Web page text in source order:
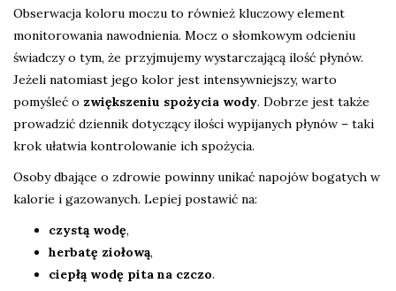
Obserwacja koloru moczu to również kluczowy element
monitorowania nawodnienia. Mocz o słomkowym odcieniu
świadczy o tym, że przyjmujemy wystarczającą ilość płynów.
Jeżeli natomiast jego kolor jest intensywniejszy, warto
pomyśleć o zwiększeniu spożycia wody. Dobrze jest także
prowadzić dziennik dotyczący ilości wypijanych płynów – taki
krok ułatwia kontrolowanie ich spożycia.
Osoby dbające o zdrowie powinny unikać napojów bogatych w
kalorie i gazowanych. Lepiej postawić na:
czystą wodę,
herbatę ziołową,
ciepłą wodę pita na czczo.